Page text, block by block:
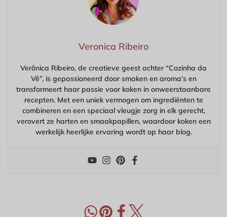
Veronica Ribeiro
Verônica Ribeiro, de creatieve geest achter “Cozinha da
Vê”, is gepassioneerd door smaken en aroma’s en
transformeert haar passie voor koken in onweerstaanbare
recepten. Met een uniek vermogen om ingrediënten te
combineren en een speciaal vleugje zorg in elk gerecht,
verovert ze harten en smaakpapillen, waardoor koken een
werkelijk heerlijke ervaring wordt op haar blog.